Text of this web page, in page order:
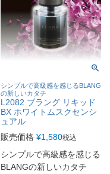
シンプルで高級感を感じるBLANG
の新しいカタチ
L2082 ブラング リキッド
BX ホワイトムスクセンシ
ュアル
販売価格 ¥1,580税込
シンプルで高級感を感じる
BLANGの新しいカタチ